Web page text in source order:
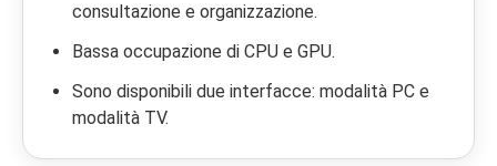
consultazione e organizzazione.
Bassa occupazione di CPU e GPU.
Sono disponibili due interfacce: modalità PC e
modalità TV.